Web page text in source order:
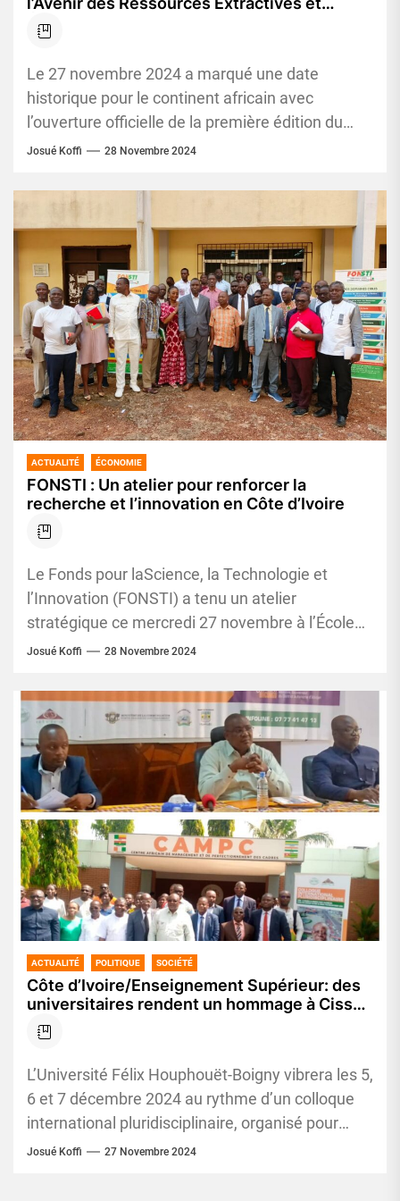
Énergétiques
Le 27 novembre 2024 a marqué une date
historique pour le continent africain avec
l’ouverture officielle de la première édition du
Salon International des Ressources...
Josué Koffi 28 Novembre 2024
ACTUALITÉ ÉCONOMIE
FONSTI : Un atelier pour renforcer la
recherche et l’innovation en Côte d’Ivoire
Le Fonds pour laScience, la Technologie et
l’Innovation (FONSTI) a tenu un atelier
stratégique ce mercredi 27 novembre à l’École
Normale Supérieure (ENS) d’Abidjan. Cet...
Josué Koffi 28 Novembre 2024
ACTUALITÉ POLITIQUE SOCIÉTÉ
Côte d’Ivoire/Enseignement Supérieur: des
universitaires rendent un hommage à Cissé
Ibrahima Bacongo
L’Université Félix Houphouët-Boigny vibrera les 5,
6 et 7 décembre 2024 au rythme d’un colloque
international pluridisciplinaire, organisé pour
honorer Dr Cissé Ibrahima Bacongo, ministre-
Josué Koffi 27 Novembre 2024